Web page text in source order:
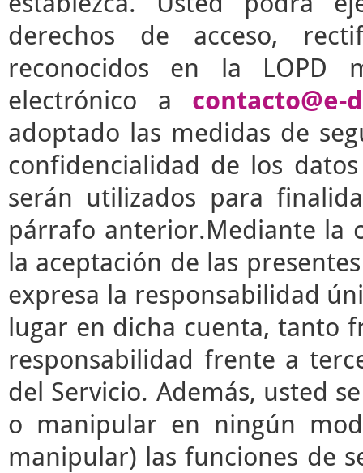
derechos de acceso,
reconocidos en la LOPD
electrónico a contacto@e-
adoptado las medidas de
confidencialidad de los
serán utilizados para
párrafo anterior.Mediante la
la aceptación de las
expresa la responsabilidad
lugar en dicha cuenta, tanto
responsabilidad frente a
del Servicio. Además, usted
o manipular en ningún
manipular) las funciones de